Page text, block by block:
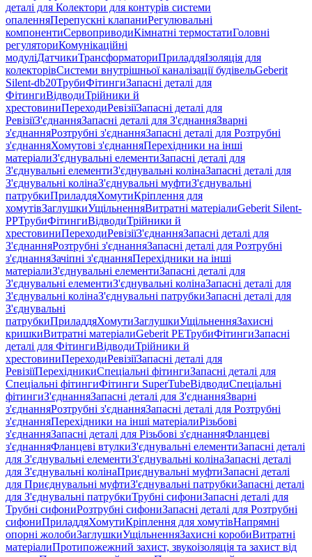
деталі для Колектори для контурів системи
опаленняПерепускні клапаниРегулювальні
компонентиСервоприводиКімнатні термостатиГоловні
регуляториКомунікаційні
модуліДатчикиТрансформаториПриладдяІзоляція для
колекторівСистеми внутрішньої каналізації будівельGeberit
Silent-db20ТрубиФітингиЗапасні деталі для
ФітингиВідводиТрійники й
хрестовиниПереходиРевізіїЗапасні деталі для
РевізіїЗ'єднанняЗапасні деталі для З'єднанняЗварні
з'єднанняРозтрубні з'єднанняЗапасні деталі для Розтрубні
з'єднанняХомутові з'єднанняПерехідники на інші
матеріалиЗ'єднувальні елементиЗапасні деталі для
З'єднувальні елементиЗ'єднувальні колінаЗапасні деталі для
З'єднувальні колінаЗ'єднувальні муфтиЗ'єднувальні
патрубкиПриладдяХомутиКріплення для
хомутівЗаглушкиУщільненняВитратні матеріалиGeberit Silent-
PPТрубиФітингиВідводиТрійники й
хрестовиниПереходиРевізіїЗ'єднанняЗапасні деталі для
З'єднанняРозтрубні з'єднанняЗапасні деталі для Розтрубні
з'єднанняЗачіпні з'єднанняПерехідники на інші
матеріалиЗ'єднувальні елементиЗапасні деталі для
З'єднувальні елементиЗ'єднувальні колінаЗапасні деталі для
З'єднувальні колінаЗ'єднувальні патрубкиЗапасні деталі для
З'єднувальні
патрубкиПриладдяХомутиЗаглушкиУщільненняЗахисні
кришкиВитратні матеріалиGeberit PEТрубиФітингиЗапасні
деталі для ФітингиВідводиТрійники й
хрестовиниПереходиРевізіїЗапасні деталі для
РевізіїПерехідникиСпеціальні фітингиЗапасні деталі для
Спеціальні фітингиФітинги SuperTubeВідводиСпеціальні
фітингиЗ'єднанняЗапасні деталі для З'єднанняЗварні
з'єднанняРозтрубні з'єднанняЗапасні деталі для Розтрубні
з'єднанняПерехідники на інші матеріалиРізьбові
з'єднанняЗапасні деталі для Різьбові з'єднанняФланцеві
з'єднанняФланцеві втулкиЗ'єднувальні елементиЗапасні деталі
для З'єднувальні елементиЗ'єднувальні колінаЗапасні деталі
для З'єднувальні колінаПриєднувальні муфтиЗапасні деталі
для Приєднувальні муфтиЗ'єднувальні патрубкиЗапасні деталі
для З'єднувальні патрубкиТрубні сифониЗапасні деталі для
Трубні сифониРозтрубні сифониЗапасні деталі для Розтрубні
сифониПриладдяХомутиКріплення для хомутівНапрямні
опорні жолобиЗаглушкиУщільненняЗахисні коробиВитратні
матеріалиПротипожежний захист, звукоізоляція та захист від